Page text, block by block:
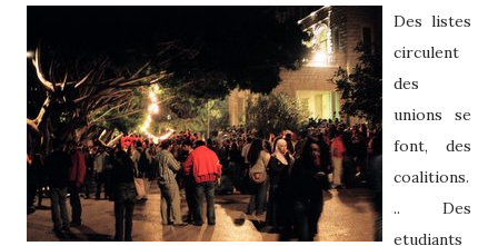
Des listes
circulent
des
unions se
font, des
coalitions.
.. Des
etudiants